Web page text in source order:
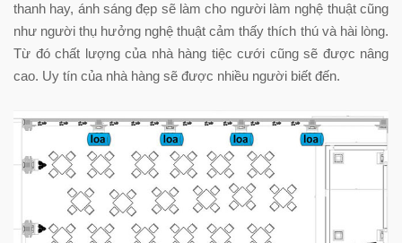
thanh hay, ánh sáng đẹp sẽ làm cho người làm nghệ thuật cũng
như người thụ hưởng nghệ thuật cảm thấy thích thú và hài lòng.
Từ đó chất lượng của nhà hàng tiệc cưới cũng sẽ được nâng
cao. Uy tín của nhà hàng sẽ được nhiều người biết đến.